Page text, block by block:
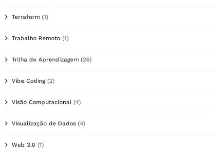
Terraform (1)
Trabalho Remoto (1)
Trilha de Aprendizagem (26)
Vibe Coding(2)
Visão Computacional (4)
Visualização de Dados (4)
Web 3.0 (1)